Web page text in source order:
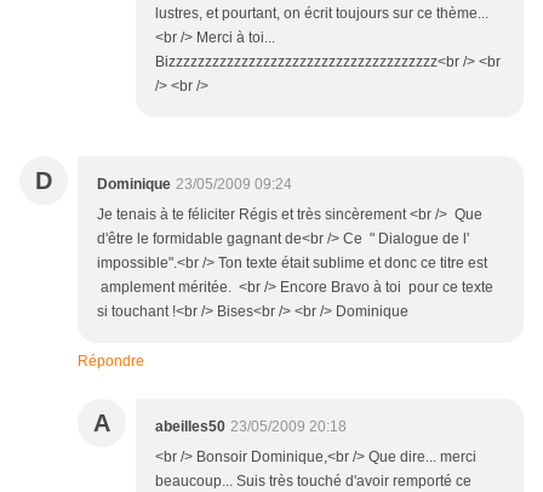
lustres, et pourtant, on écrit toujours sur ce thème...
<br /> Merci à toi...
Bizzzzzzzzzzzzzzzzzzzzzzzzzzzzzzzzzzzzz<br /> <br
/> <br />
D Dominique 23/05/2009 09:24
Je tenais à te féliciter Régis et très sincèrement <br /> Que
d'être le formidable gagnant de<br /> Ce " Dialogue de l'
impossible".<br /> Ton texte était sublime et donc ce titre est
amplement méritée. <br /> Encore Bravo à toi pour ce texte
si touchant !<br /> Bises<br /> <br /> Dominique
Répondre
A abeilles50 23/05/2009 20:18
<br /> Bonsoir Dominique,<br /> Que dire... merci
beaucoup... Suis très touché d'avoir remporté ce